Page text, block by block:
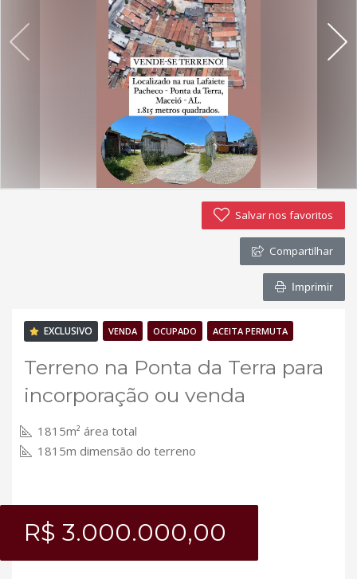
Política de privacidade
Simulador de financiamento
Negocie seu imóvel
Imóveis favoritos
Salvar nos favoritos
Compartilhar
Imprimir
EXCLUSIVO VENDA OCUPADO ACEITA PERMUTA
Terreno na Ponta da Terra para
incorporação ou venda
1815m² área total
1815m dimensão do terreno
R$ 3.000.000,00